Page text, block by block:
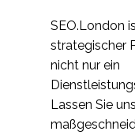
SEO.London
strategischer
nicht nur ein
Lassen Sie